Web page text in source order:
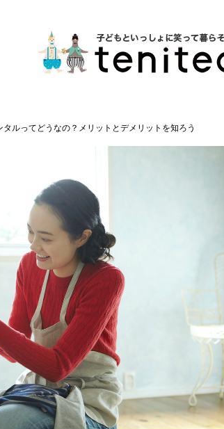
タルってどうなの？メリットとデメリットを知ろう